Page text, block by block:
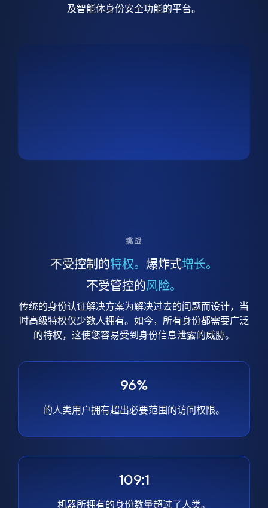
及智能体身份安全功能的平台。
挑战
不受控制的特权。 爆炸式增长。
不受管控的风险。
传统的身份认证解决方案为解决过去的问题而设计，当
时高级特权仅少数人拥有。如今，所有身份都需要广泛
的特权，这使您容易受到身份信息泄露的威胁。
96%
的人类用户拥有超出必要范围的访问权限。
109:1
机器所拥有的身份数量超过了人类。